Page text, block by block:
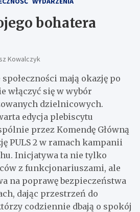
bohatera
Kowalczyk
mają okazję po
włączyć się w wybór
dzielnicowych.
edycja plebiscytu
przez Komendę Główną
PULS 2 w ramach kampanii
Inicjatywa ta nie tylko
z funkcjonariuszami, ale
na poprawę bezpieczeństwa
dając przestrzeń do
codziennie dbają o spokój